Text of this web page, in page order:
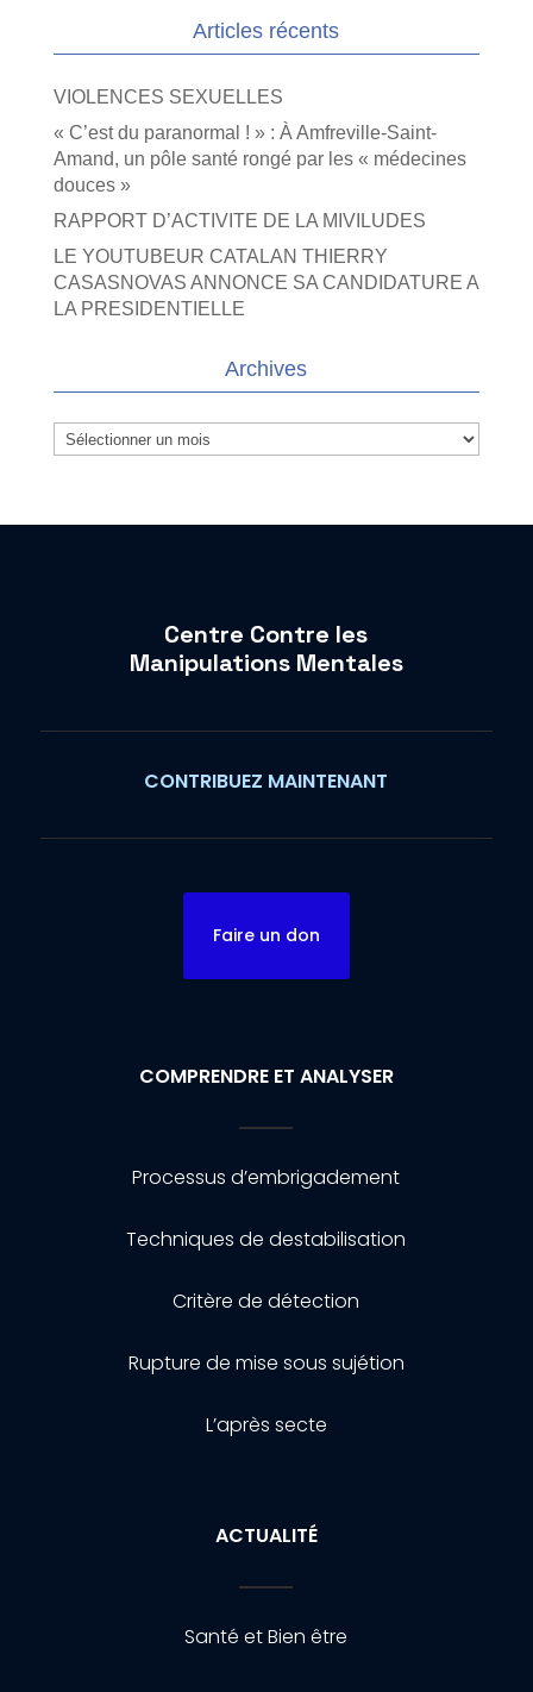
Articles récents
VIOLENCES SEXUELLES
« C’est du paranormal ! » : À Amfreville-Saint-
Amand, un pôle santé rongé par les « médecines
douces »
RAPPORT D’ACTIVITE DE LA MIVILUDES
LE YOUTUBEUR CATALAN THIERRY
CASASNOVAS ANNONCE SA CANDIDATURE A
LA PRESIDENTIELLE
Archives
Archives
Centre Contre les
Manipulations Mentales
CONTRIBUEZ MAINTENANT
Faire un don
COMPRENDRE ET ANALYSER
Processus d’embrigadement
Techniques de destabilisation
Critère de détection
Rupture de mise sous sujétion
L’après secte
ACTUALITÉ
Santé et Bien être